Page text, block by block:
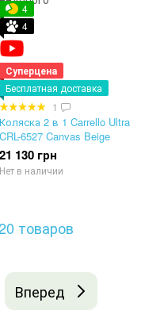
4
4
Суперцена
Бесплатная доставка
1
Коляска 2 в 1 Carrello Ultra
CRL-6527 Canvas Beige
21 130 грн
Нет в наличии
товаров
Вперед